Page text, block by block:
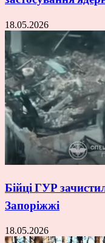
18.05.2026
Бійці ГУР
Запоріжжі
18.05.2026